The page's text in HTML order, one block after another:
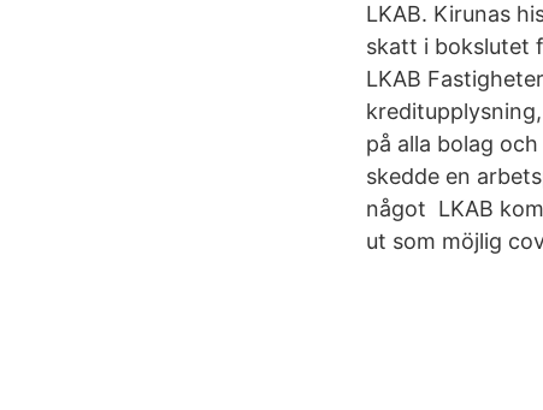
LKAB. Kirunas
skatt i bokslutet
LKAB
på alla bolag
skedde en
något LKAB
ut som möjlig